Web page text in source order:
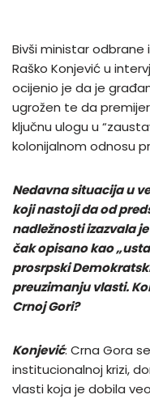
Bivši ministar
Raško Konjević u
ocijenio je da je
ugrožen te da
ključnu ulogu u
kolonijalnom odnosu
Nedavna situacija u
koji nastoji da od
nadležnosti izazvala
čak opisano kao
prosrpski
preuzimanju vlasti.
Crnoj Gori?
Konjević: Crna Gora
institucionalnoj krizi,
vlasti koja je dobila